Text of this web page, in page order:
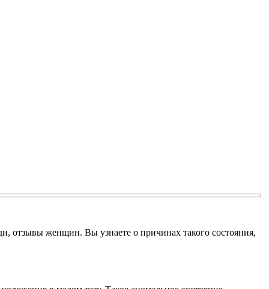
отзывы женщин. Вы узнаете о причинах такого состояния,